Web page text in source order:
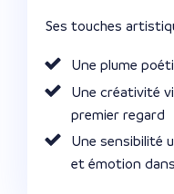
Ses touches
Une plume
Une créativité
premier regard
Une sensibilité
et émotion